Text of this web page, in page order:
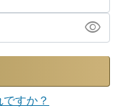
visibility
すか？